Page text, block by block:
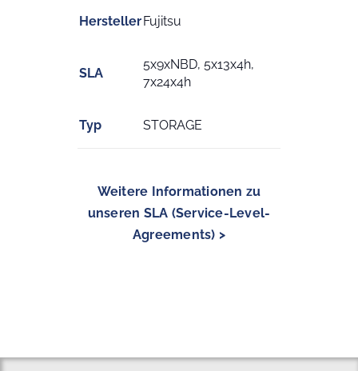
HerstellerFujitsu
SLA
5x9xNBD, 5x13x4h,
7x24x4h
Typ STORAGE
Weitere Informationen zu
unseren SLA (Service-Level-
Agreements) >